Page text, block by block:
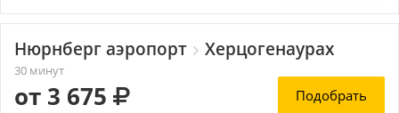
Нюрнберг аэропорт Херцогенаурах
30 минут
от 3 675 Подобрать